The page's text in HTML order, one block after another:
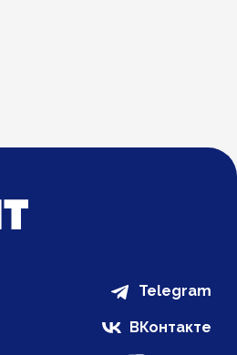
Telegram
ВКонтакте